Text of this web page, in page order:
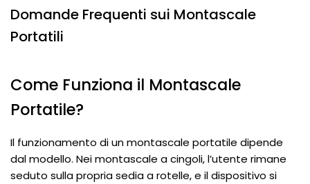
Domande Frequenti sui Montascale
Portatili
Come Funziona il Montascale
Portatile?
Il funzionamento di un montascale portatile dipende
dal modello. Nei montascale a cingoli, l’utente rimane
seduto sulla propria sedia a rotelle, e il dispositivo si